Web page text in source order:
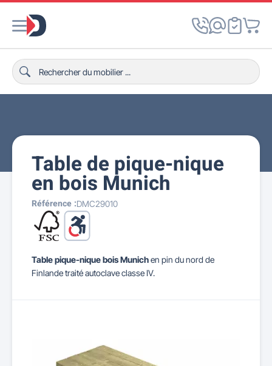
Table de pique-nique
en bois Munich
Référence :DMC29010
Table pique-nique bois Munichen pin du nord de
Finlande traité autoclave classe IV.